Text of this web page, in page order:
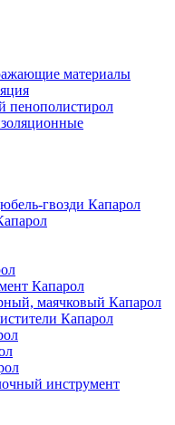
материалы
пенополистирол
гвозди Капарол
Капарол
маячковый Капарол
Капарол
инструмент